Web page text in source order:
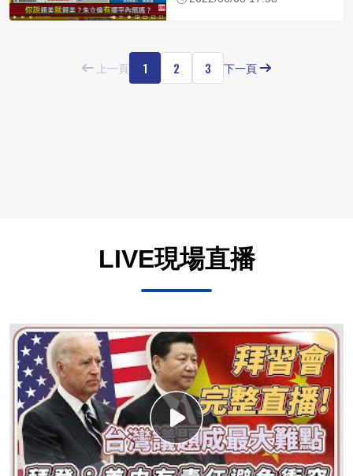
上一頁 1 2 3 下一頁
LIVE現場直播